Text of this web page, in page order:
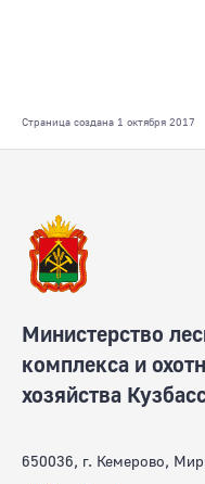
Страница создана 1 октября 2017
Министерство
комплекса и
хозяйства
650036, г. Кемерово,